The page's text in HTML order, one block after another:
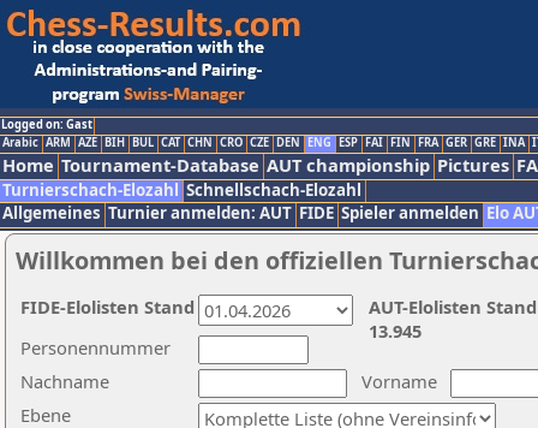
Logged on: Gast
Arabic ARM AZE BIH BUL CAT CHN CRO CZE DEN ENG ESP FAI FIN FRA GER GRE INA
Home Tournament-Database AUT championship Pictures
Turnierschach-Elozahl Schnellschach-Elozahl
Allgemeines Turnier anmelden: AUT FIDE Spieler anmelden Elo
Willkommen bei den offiziellen
Nachname
Vorname
Ebene
Personennummer
AUT-Elolisten
13.945
FIDE-Elolisten Stand